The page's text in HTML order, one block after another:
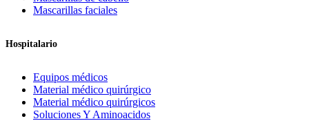
Mascarillas faciales
Hospitalario
Equipos médicos
Material médico quirúrgico
Material médico quirúrgicos
Soluciones Y Aminoacidos